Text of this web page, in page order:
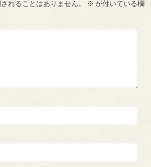
れることはありません。 ※ が付いている欄